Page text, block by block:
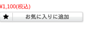
¥1,100(税込)